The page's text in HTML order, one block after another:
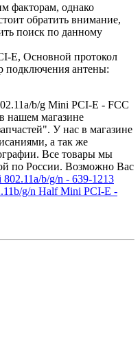
факторам, однако
обратить внимание,
поиск по данному
E, Основной протокол
подключения антены:
b/g Mini PCI-E - FCC
нашем магазине
У нас в магазине
а так же
Все товары мы
по России. Возможно Вас
b/g/n - 639-1213
g/n Half Mini PCI-E -